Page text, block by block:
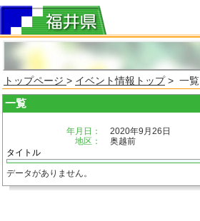
トップページ > イベント情報トップ> 一覧
一覧
年月日：
2020年9月26日
地区：
奥越前
タイトル
データがありません。